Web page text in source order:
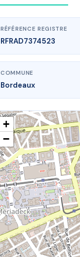
RÉFÉRENCE REGISTRE
RFRAD7374523
COMMUNE
Bordeaux
+
−